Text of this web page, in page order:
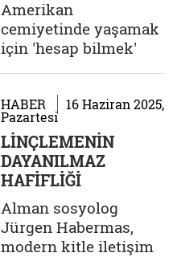
coğrafyalarından
insanların maruz
kaldığı haksızlıkları
duyurmaya...
Amerikan
cemiyetinde yaşamak
için 'hesap bilmek'
olmak zorundadır. "Bu
ay sıkıştım, kirayı
ödemesem olur mu"
diyebileceğiniz bir ev
sahibi yoktur. Yasal
süre dolduğunda sizi
kulağınızdan tutup
sokağa atarlar. Evsiz...
HABER 16 Haziran 2025,
Pazartesi
LİNÇLEMENİN
DAYANILMAZ
HAFİFLİĞİ
KABİLECİLİK GERİ
DÖNDÜ
Alman sosyolog
Jürgen Habermas,
modern kitle iletişim